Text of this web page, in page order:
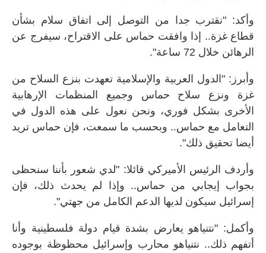
وأكد: "نقترب جدا من التوصل إلى اتفاق سلام بشأن
قطاع غزة.. إذا وافقت حماس على الاقتراح، سيفرج عن
الرهائن خلال 72 ساعة".
وأبرز: "الدول العربية والإسلامية تعهدت بنزع السلاح من
غزة ونزع سلاح حماس وجميع المنظمات الإرهابية
الأخرى بشكل فوري، ونحن نعول على هذه الدول في
التعامل مع حماس.. وبحسب ما سمعت، فإن حماس تريد
أيضا تحقيق ذلك".
وأردف الرئيس الأميركي قائلا: "لدي شعور بأننا سنحظى
بجواب إيجابي من حماس.. وإذا لم يحدث ذلك، فإن
إسرائيل سيكون لديها الدعم الكامل من جهتي".
وأكمل: "نتنياهو يعارض بشدة قيام دولة فلسطينية وأنا
أتفهم ذلك.. نتنياهو محارب وإسرائيل محظوظة بوجوده